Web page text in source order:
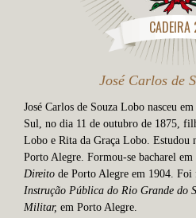
CADEIRA
José Carlos de
José Carlos de Souza Lobo nasceu
Sul, no dia 11 de outubro de 1875,
Lobo e Rita da Graça Lobo. Estudou
Porto Alegre. Formou-se bacharel
Direito de Porto Alegre em 1904.
Instrução Pública do Rio Grande do
Militar, em Porto Alegre.